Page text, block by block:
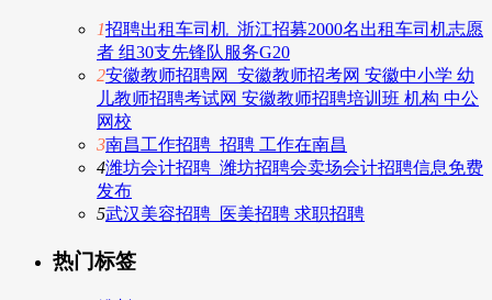
1招聘出租车司机_浙江招募2000名出租车司机志愿
者 组30支先锋队服务G20
2安徽教师招聘网_安徽教师招考网 安徽中小学 幼
儿教师招聘考试网 安徽教师招聘培训班 机构 中公
网校
3南昌工作招聘_招聘 工作在南昌
4潍坊会计招聘_潍坊招聘会卖场会计招聘信息免费
发布
5武汉美容招聘_医美招聘 求职招聘
热门标签